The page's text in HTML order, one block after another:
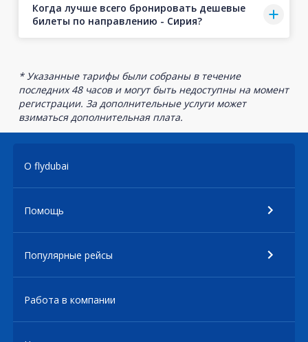
Когда лучше всего бронировать дешевые
билеты по направлению - Сирия?
* Указанные тарифы были собраны в течение
последних 48 часов и могут быть недоступны на момент
регистрации. За дополнительные услуги может
взиматься дополнительная плата.
О flydubai
Помощь
Популярные рейсы
Работа в компании